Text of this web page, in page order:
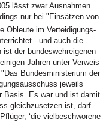
lässt zwar Ausnahmen
nur bei "Einsätzen von
Obleute im Verteidigungs-
- und auch die
der bundeswehreigenen
Jahren unter Verweis
Bundesministerium der
jeweils
Basis. Es war und ist damit
gleichzusetzen ist, darf
‘die vielbeschworene